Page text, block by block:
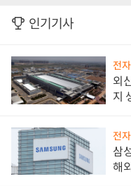
인기기사
전
외
지
전
삼
해